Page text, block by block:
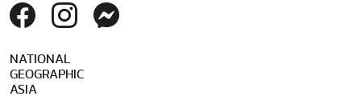
NATIONAL
GEOGRAPHIC
ASIA